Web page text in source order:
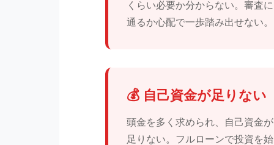
くらい必要か分からない。審査に
通るか心配で一歩踏み出せない。
💰 自己資金が足りない
頭金を多く求められ、自己資金が
足りない。フルローンで投資を始